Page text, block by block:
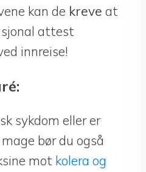
kan de kreve at
attest
innreise!
sykdom eller er
bør du også
mot kolera og